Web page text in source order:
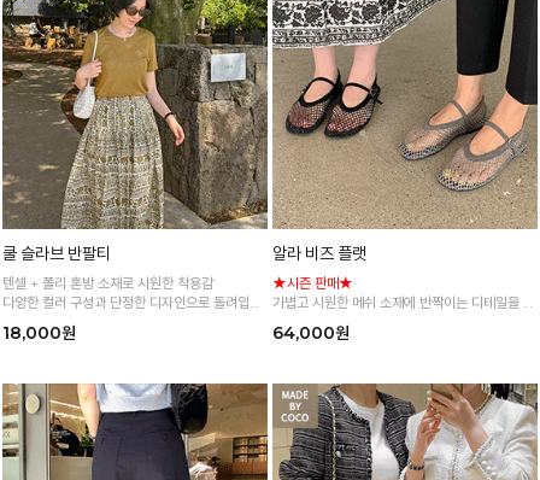
쿨 슬라브 반팔티
텐셀 + 폴리 혼방 소재로 시원한 착용감
다양한 컬러 구성과 단정한 디자인으로 돌려입기
좋은 꿀 효자템
18,000원
알라 비즈 플랫
★시즌 판매★
가볍고 시원한 메쉬 소재에 반짝이는 디테일을 더
해 세련된 무드를 완성한 메리제인 슈즈예요 :)
데일리룩부터 휴양지룩까지 포인트 있게 매치하
64,000원